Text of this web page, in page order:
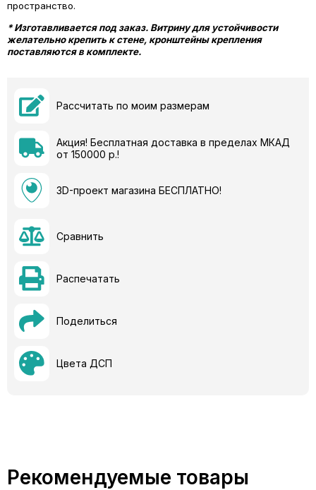
пространство.
* Изготавливается под заказ. Витрину для устойчивости
желательно крепить к стене, кронштейны крепления
поставляются в комплекте.
Рассчитать по моим размерам
Акция! Бесплатная доставка в пределах МКАД
от 150000 р.!
3D-проект магазина БЕСПЛАТНО!
Сравнить
Распечатать
Поделиться
Цвета ДСП
Рекомендуемые товары